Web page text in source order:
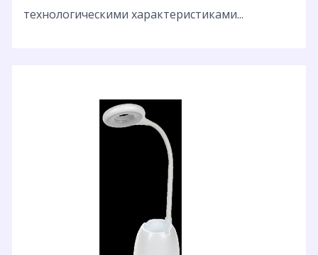
технологическими характеристиками...